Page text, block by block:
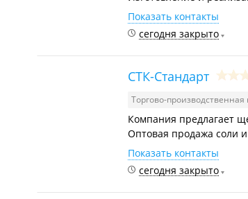
Показать контакты
сегодня закрыто
СТК-Стандарт
Торгово-
Компания предлагает
Оптовая продажа соли
Показать контакты
сегодня закрыто